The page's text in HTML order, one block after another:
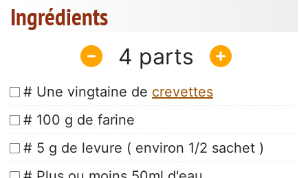
Ingrédients
4
# Une vingtaine de crevettes
# 100 g de farine
# 5 g de levure ( environ 1/2 sachet )